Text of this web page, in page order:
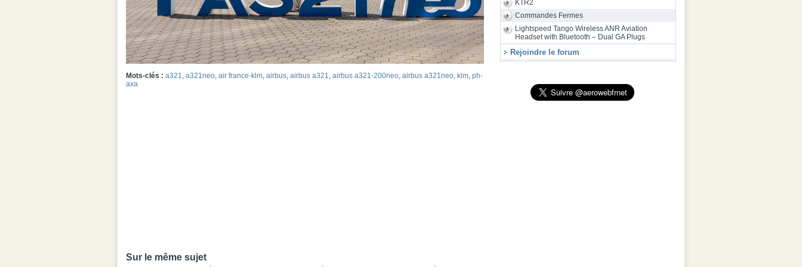
Mots-clés : a321, a321neo, air france-klm, airbus, airbus a321, airbus a321-200neo, airbus a321neo, klm, ph-
axa
Sur le même sujet
28/07
Airbus a inauguré une deuxième ligne
d'assemblage final de la famille A320 à Toulouse
KTR2
Commandes Fermes
Lightspeed Tango Wireless ANR Aviation
Headset with Bluetooth – Dual GA Plugs
Rejoindre le forum